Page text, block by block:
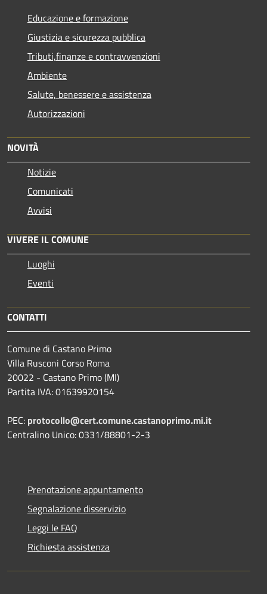
Educazione e formazione
Giustizia e sicurezza pubblica
Tributi,finanze e contravvenzioni
Ambiente
Salute, benessere e assistenza
Autorizzazioni
NOVITÀ
Notizie
Comunicati
Avvisi
VIVERE IL COMUNE
Luoghi
Eventi
CONTATTI
Comune di Castano Primo
Villa Rusconi Corso Roma
20022 - Castano Primo (MI)
Partita IVA: 01639920154
PEC: protocollo@cert.comune.castanoprimo.mi.it
Centralino Unico: 0331/88801-2-3
Prenotazione appuntamento
Segnalazione disservizio
Leggi le FAQ
Richiesta assistenza